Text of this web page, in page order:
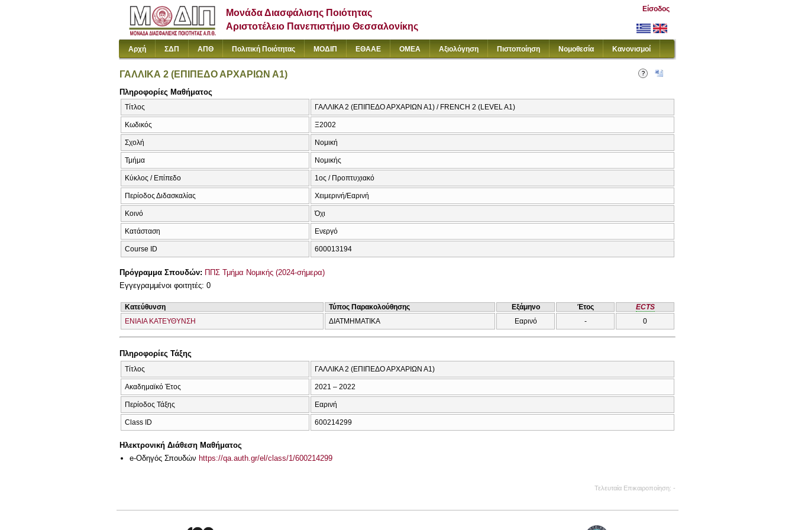
Μονάδα Διασφάλισης Ποιότητας
Αριστοτέλειο Πανεπιστήμιο Θεσσαλονίκης
Είσοδος
Αρχή ΣΔΠ ΑΠΘ Πολιτική Ποιότητας ΜΟΔΙΠ ΕΘΑΑΕ ΟΜΕΑ Αξιολόγηση Πιστοποίηση Νομοθεσία Κανονισμοί
ΓΑΛΛΙΚΑ 2 (ΕΠΙΠΕΔΟ ΑΡΧΑΡΙΩΝ Α1)
Πληροφορίες Μαθήματος
Τίτλος ΓΑΛΛΙΚΑ 2 (ΕΠΙΠΕΔΟ ΑΡΧΑΡΙΩΝ Α1) / FRENCH 2 (LEVEL A1)
Κωδικός Ξ2002
Σχολή Νομική
Τμήμα Νομικής
Κύκλος / Επίπεδο 1ος / Προπτυχιακό
Περίοδος Διδασκαλίας Χειμερινή/Εαρινή
Κοινό Όχι
Κατάσταση Ενεργό
Course ID 600013194
Πρόγραμμα Σπουδών: ΠΠΣ Τμήμα Νομικής (2024-σήμερα)
Εγγεγραμμένοι φοιτητές: 0
Κατεύθυνση Τύπος Παρακολούθησης Εξάμηνο Έτος
ECTS
ΕΝΙΑΙΑ ΚΑΤΕΥΘΥΝΣΗ
ΔΙΑΤΜΗΜΑΤΙΚΑ Εαρινό - 0
Πληροφορίες Τάξης
Τίτλος ΓΑΛΛΙΚΑ 2 (ΕΠΙΠΕΔΟ ΑΡΧΑΡΙΩΝ Α1)
Ακαδημαϊκό Έτος 2021 – 2022
Περίοδος Τάξης Εαρινή
Class ID 600214299
Ηλεκτρονική Διάθεση Μαθήματος
e-Οδηγός Σπουδών https://qa.auth.gr/el/class/1/600214299
Τελευταία Επικαιροποίηση -